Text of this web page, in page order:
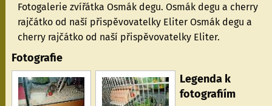
Fotogalerie zvířátka Osmák degu. Osmák degu a cherry
rajčátko od naší přispěvovatelky Eliter Osmák degu a
cherry rajčátko od naší přispěvovatelky Eliter.
Fotografie
Legenda k
fotografiím